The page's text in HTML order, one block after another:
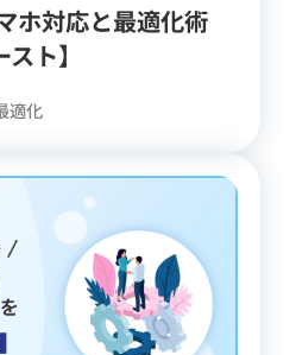
ホ対応と最適化術
ト】
適化